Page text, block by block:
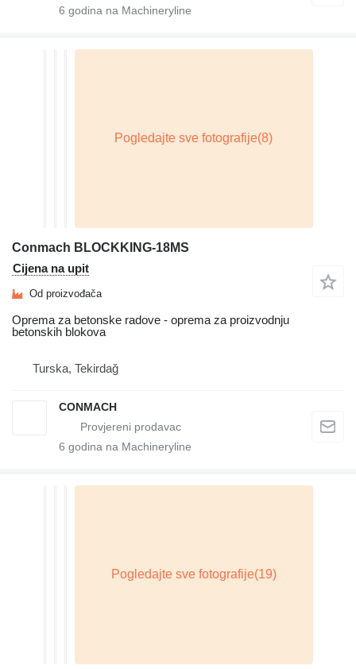
6 godina na Machineryline
Conmach BLOCKKING-18MS
Cijena na upit
Od proizvođača
Oprema za betonske radove - oprema za proizvodnju
betonskih blokova
Turska, Tekirdağ
CONMACH
6 godina na Machineryline